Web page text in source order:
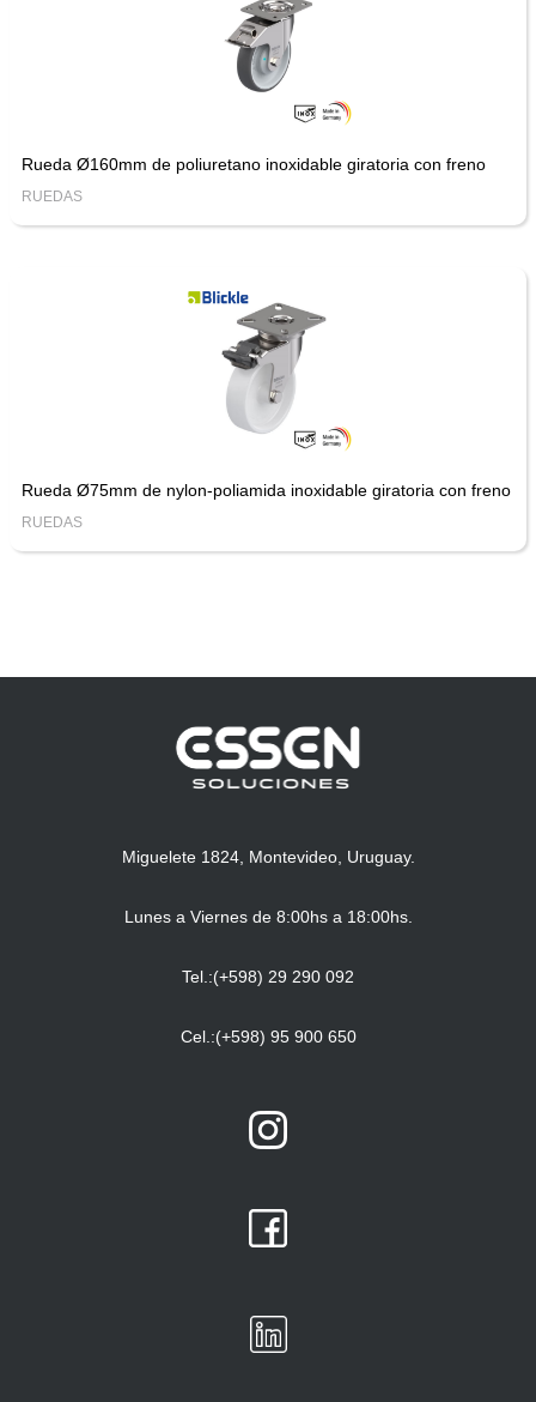
Rueda Ø160mm de poliuretano inoxidable giratoria con freno
RUEDAS
Rueda Ø75mm de nylon-poliamida inoxidable giratoria con freno
RUEDAS
Miguelete 1824, Montevideo, Uruguay.
Lunes a Viernes de 8:00hs a 18:00hs.
Tel.:(+598) 29 290 092
Cel.:(+598) 95 900 650